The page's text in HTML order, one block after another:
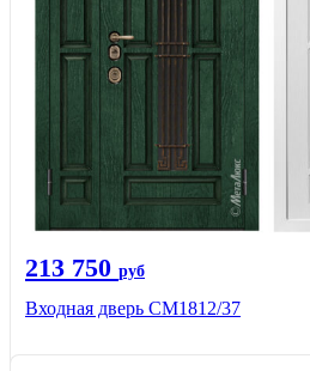
213 750 руб
Входная дверь СМ1812/37